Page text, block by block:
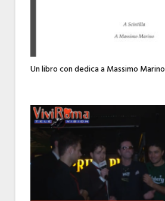
Un libro con dedica a Massimo Marino